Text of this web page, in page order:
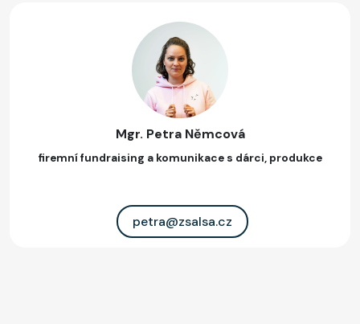
Mgr. Petra Němcová
firemní fundraising a komunikace s dárci, produkce
petra@zsalsa.cz